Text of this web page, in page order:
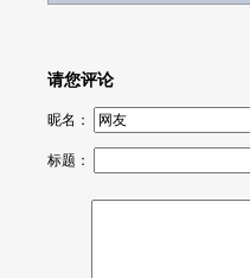
请您评论
昵名：
标题：